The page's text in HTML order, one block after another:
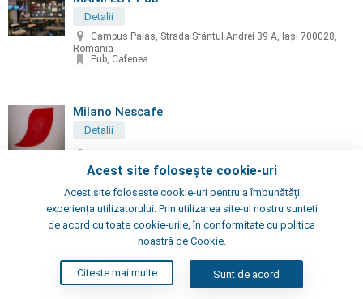
Detalii
Campus Palas, Strada Sfântul Andrei 39 A, Iași 700028,
Romania
Pub, Cafenea
Milano Nescafe
Detalii
Cafenea
Negru Zi - coffee & arts
str. Costache Negruzzi, 8, Iași, Romania
Cafenea
Acest site folosește cookie-uri
Acest site foloseste cookie-uri pentru a îmbunătăți
experiența utilizatorului. Prin utilizarea site-ul nostru sunteti
de acord cu toate cookie-urile, în conformitate cu politica
noastră de Cookie.
Citeste mai multe Sunt de acord